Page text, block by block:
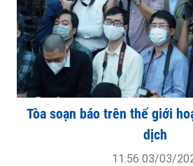
Tòa soạn báo trên thế giới
dịch
11:56 03/03/